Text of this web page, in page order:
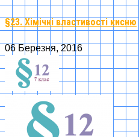
§23. Хімічні властивості кисню
06 Березня, 2016